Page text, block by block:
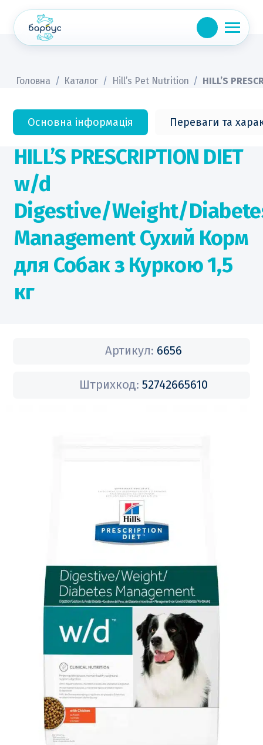
content
Головна / Каталог / Hill’s Pet Nutrition / HILL’S
Основна інформація Переваги та
HILL’S PRESCRIPTION DIET
w/d
Digestive/Weight/
Management Сухий Корм
для Собак з Куркою 1,5
кг
Артикул: 6656
Штрихкод: 52742665610